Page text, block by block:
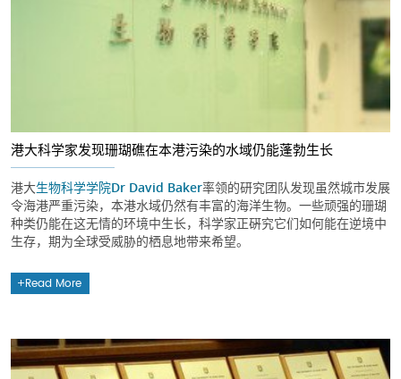
港大科学家发现珊瑚礁在本港污染的水域仍能蓬勃生长
港大生物科学学院Dr David Baker率领的研究团队发现虽然城市发展
令海港严重污染，本港水域仍然有丰富的海洋生物。一些顽强的珊瑚
种类仍能在这无情的环境中生长，科学家正硏究它们如何能在逆境中
生存，期为全球受威胁的栖息地带来希望。
Read More